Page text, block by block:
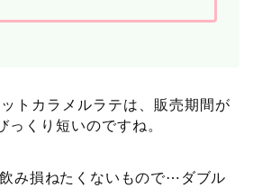
トカラメルラテは、販売期間が
くり短いのですね。
み損ねたくないもので⋯ダブル